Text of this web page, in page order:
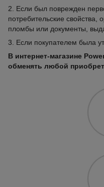
2. Если был поврежден
потребительские свойства,
пломбы или документы,
3. Если покупателем была
В интернет-магазине
обменять любой